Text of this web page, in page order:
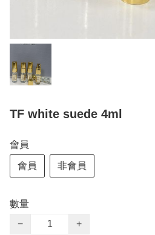
TF white suede 4ml
會員
會員 非會員
數量
−
+